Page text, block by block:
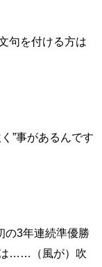
句を付ける方は
”事があるんです
3年連続準優勝
は……（風が）吹